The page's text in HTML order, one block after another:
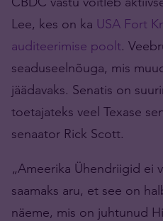
Lee, kes on ka USA Fort
auditeerimise poolt.
seaduseelnõuga, mis
jäädavaks. Senatis on
toetajateks veel Texase
senaator Rick Scott.
„Ameerika Ühendriigid ei
saamaks aru, et see on
näeme, mis on juhtunud